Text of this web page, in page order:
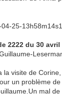
2222 du 30 avril
la visite de
un problème
mal